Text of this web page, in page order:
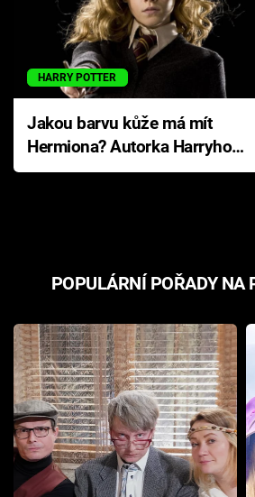
HARRY POTTER
Jakou barvu kůže má mít
Hermiona? Autorka Harryho
Pottera přišla s ráznou
POPULÁRNÍ POŘADY NA